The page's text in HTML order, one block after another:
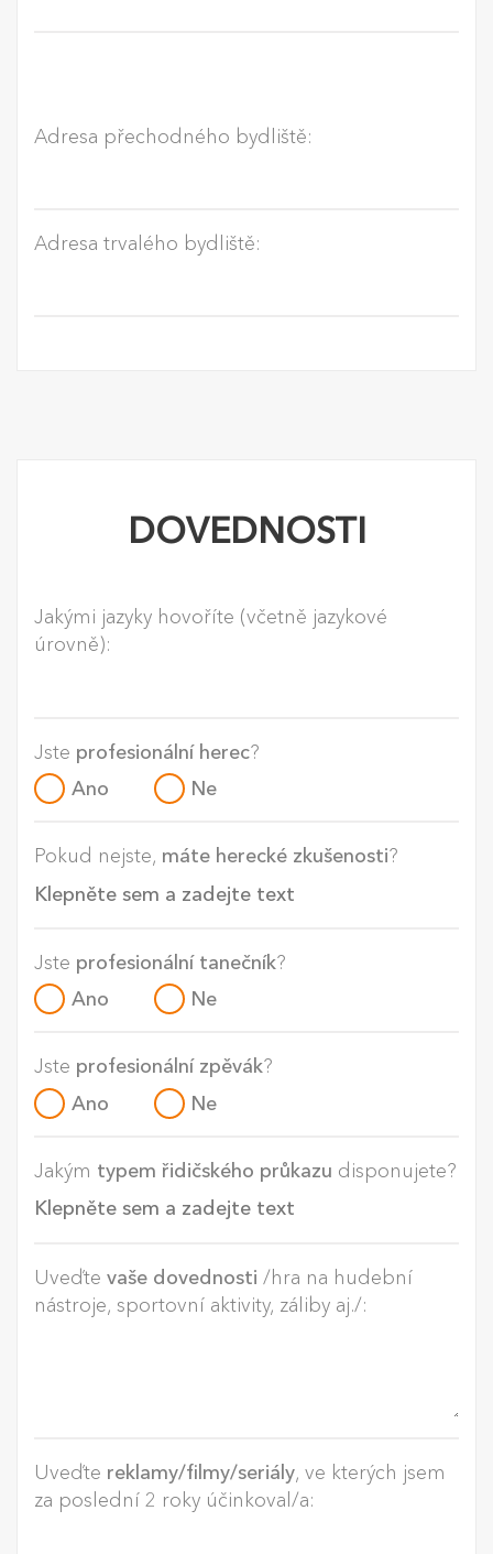
Adresa přechodného bydliště:
Adresa trvalého bydliště:
DOVEDNOSTI
Jakými jazyky hovoříte (včetně jazykové
úrovně):
Jste profesionální herec?
Ano
Ne
Pokud nejste, máte herecké zkušenosti?
Jste profesionální tanečník?
Ano
Ne
Jste profesionální zpěvák?
Ano
Ne
Jakým typem řidičského průkazu disponujete?
Uveďte vaše dovednosti /hra na hudební
nástroje, sportovní aktivity, záliby aj./:
Uveďte reklamy/filmy/seriály, ve kterých jsem
za poslední 2 roky účinkoval/a: